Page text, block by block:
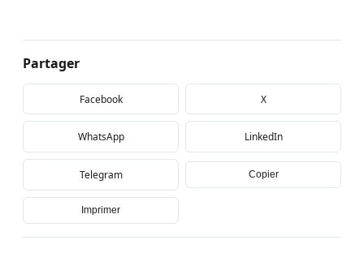
Partager
Facebook X
WhatsApp LinkedIn
Telegram Copier
Imprimer